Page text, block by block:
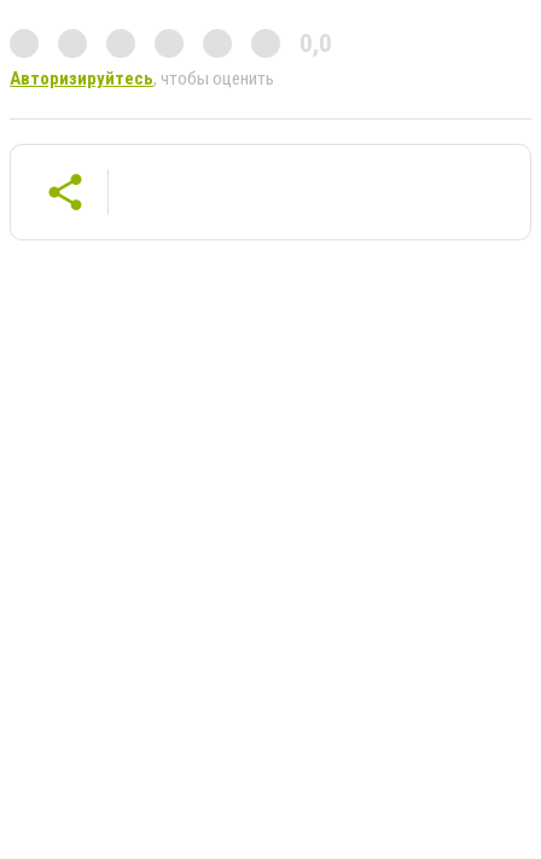
0,0
Авторизируйтесь, чтобы оценить